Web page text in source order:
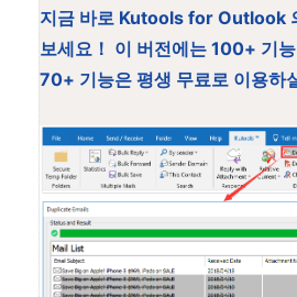
지금 바로 Kutools for Outlook
보세요！ 이 버전에는 100+ 기
70+ 기능은 평생 무료로 이용하